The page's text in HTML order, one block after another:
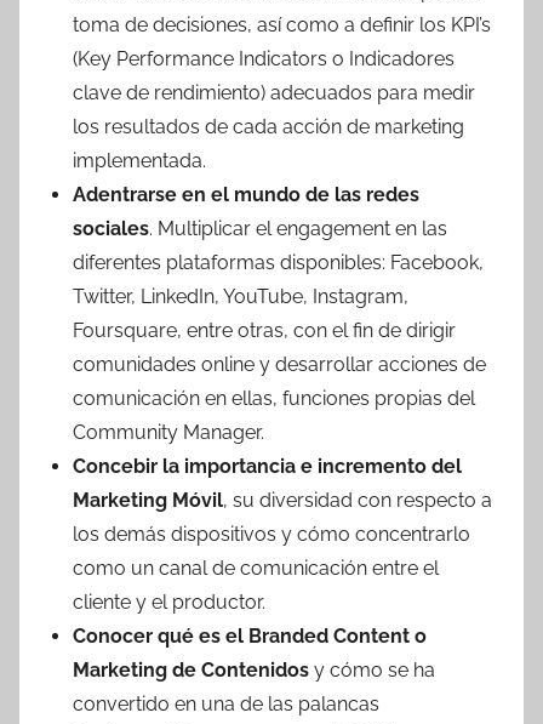
toma de decisiones, así como a definir los KPI’s
(Key Performance Indicators o Indicadores
clave de rendimiento) adecuados para medir
los resultados de cada acción de marketing
implementada.
Adentrarse en el mundo de las redes
sociales. Multiplicar el engagement en las
diferentes plataformas disponibles: Facebook,
Twitter, LinkedIn, YouTube, Instagram,
Foursquare, entre otras, con el fin de dirigir
comunidades online y desarrollar acciones de
comunicación en ellas, funciones propias del
Community Manager.
Concebir la importancia e incremento del
Marketing Móvil, su diversidad con respecto a
los demás dispositivos y cómo concentrarlo
como un canal de comunicación entre el
cliente y el productor.
Conocer qué es el Branded Content o
Marketing de Contenidos y cómo se ha
convertido en una de las palancas